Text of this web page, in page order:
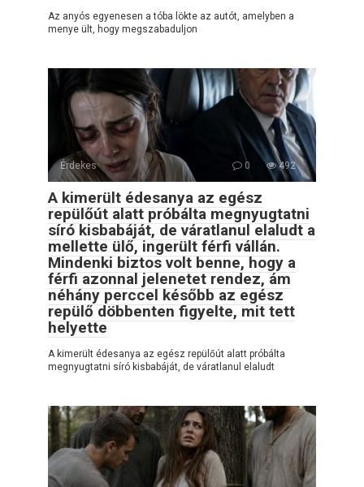
Az anyós egyenesen a tóba lökte az autót, amelyben a
menye ült, hogy megszabaduljon
Érdekes 0 492
A kimerült édesanya az egész
repülőút alatt próbálta megnyugtatni
síró kisbabáját, de váratlanul elaludt a
mellette ülő, ingerült férfi vállán.
Mindenki biztos volt benne, hogy a
férfi azonnal jelenetet rendez, ám
néhány perccel később az egész
repülő döbbenten figyelte, mit tett
helyette
A kimerült édesanya az egész repülőút alatt próbálta
megnyugtatni síró kisbabáját, de váratlanul elaludt